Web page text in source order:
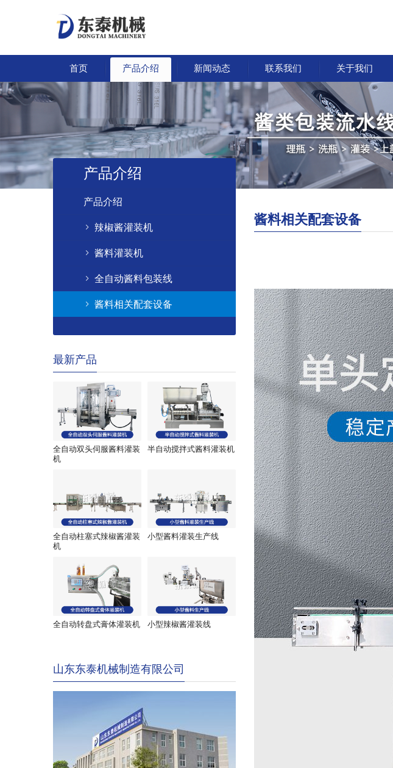
首页 产品介绍 新闻动态 联系我们 关于我们
酱料相关配套设备
产品介绍
产品介绍
辣椒酱灌装机
酱料灌装机
全自动酱料包装线
酱料相关配套设备
最新产品
全自动双头伺服酱料灌装
机
半自动搅拌式酱料灌装机
全自动柱塞式辣椒酱灌装
机
小型酱料灌装生产线
全自动转盘式膏体灌装机 小型辣椒酱灌装线
山东东泰机械制造有限公司